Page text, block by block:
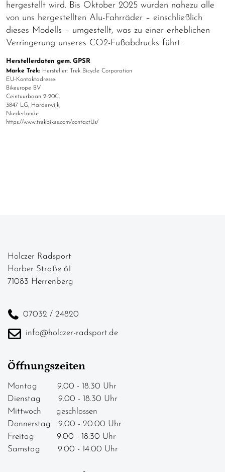
hergestellt wird. Bis Oktober 2025 wurden nahezu alle
von uns hergestellten Alu-Fahrräder – einschließlich
dieses Modells – umgestellt, was zu einer erheblichen
Verringerung unseres CO2-Fußabdrucks führt.
Herstellerdaten gem. GPSR
Marke Trek: Hersteller: Trek Bicycle Corporation
EU-Kontaktadresse:
Bikeurope BV
Ceintuurbaan 2-20C,
3847 LG, Harderwijk,
Niederlande
https://www.trekbikes.com/contactUs/
Holczer Radsport
Horber Straße 61
71083 Herrenberg
07032 / 24820
info@holczer-radsport.de
Öffnungszeiten
Montag 9.00 - 18.30 Uhr
Dienstag 9.00 - 18.30 Uhr
Mittwoch geschlossen
Donnerstag 9.00 - 20.00 Uhr
Freitag 9.00 - 18.30 Uhr
Samstag 9.00 - 14.00 Uhr